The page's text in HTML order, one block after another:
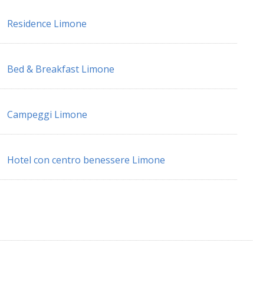
Residence Limone
Bed & Breakfast Limone
Campeggi Limone
Hotel con centro benessere Limone